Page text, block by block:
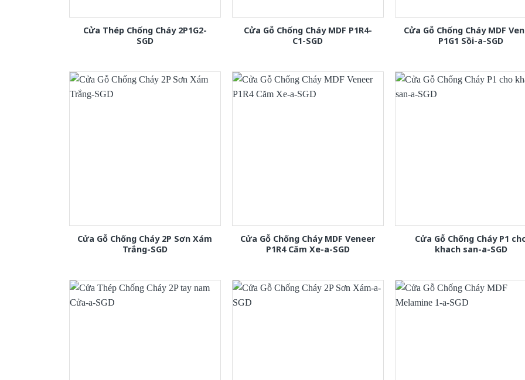
Cửa Thép Chống Cháy 2P1G2-
SGD
Cửa Gỗ Chống Cháy MDF P1R4-
C1-SGD
Cửa Gỗ Chống Cháy MDF
P1G1 Sồi-a-SGD
Cửa Gỗ Chống Cháy 2P Sơn Xám
Trắng-SGD
Cửa Gỗ Chống Cháy MDF Veneer
P1R4 Căm Xe-a-SGD
Cửa Gỗ Chống Cháy P1
khach san-a-SGD